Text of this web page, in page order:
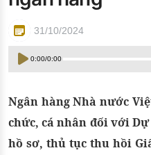
31/10/2024
0:00/0:00
Ngân hàng Nhà nước
chức, cá nhân đối với
hồ sơ, thủ tục thu hồi